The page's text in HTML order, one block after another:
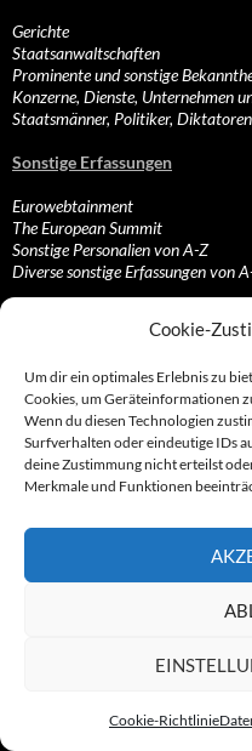
Cookie-
Um dir ein optimales Erlebnis zu
Cookies, um Geräteinformationen
Wenn du diesen Technologien
Surfverhalten oder eindeutige IDs
deine Zustimmung nicht erteilst
Merkmale und Funktionen
Cookie-Richtlinie
Gerichte
Staatsanwaltschaften
Prominente und sonstige
Konzerne, Dienste, Unternehmen
Staatsmänner, Politiker,
Sonstige Erfassungen
Eurowebtainment
The European Summit
Sonstige Personalien von A-Z
Diverse sonstige Erfassungen von
Die Firmen-Dienstleister
Die Inkassierer
Die IT-Dienstleister
Die Sonstigen
Die Streamer
Die Vertriebler
Abonnements und/oder
Adressbücher, Anzeigen- und
Call-by-Call-, Pre-Select- und